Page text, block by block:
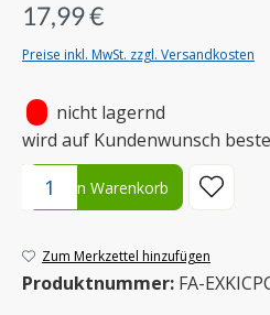
17,99 €
Preise inkl. MwSt. zzgl. Versandkosten
nicht lagernd
wird auf Kundenwunsch
Produkt Anzahl: Gib den
In den Warenkorb
Zum Merkzettel hinzufügen
Produktnummer: FA-